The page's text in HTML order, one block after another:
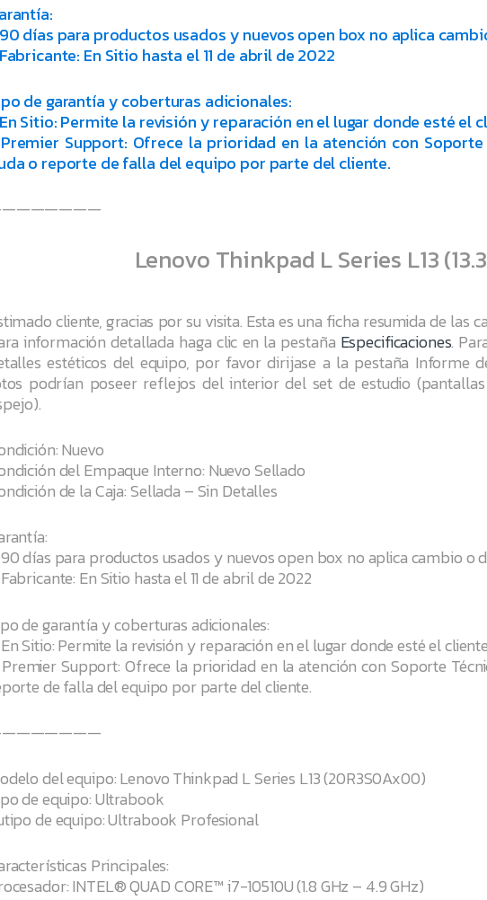
días para productos usados y nuevos open box no aplica
En Sitio hasta el 11 de abril de 2022
de garantía y coberturas adicionales:
Sitio: Permite la revisión y reparación en el lugar donde esté el
Support: Ofrece la prioridad en la atención con
o reporte de falla del equipo por parte del cliente.
Lenovo Thinkpad L Series L13
cliente, gracias por su visita. Esta es una ficha resumida de las
información detallada haga clic en la pestaña Especificaciones.
estéticos del equipo, por favor dirijase a la pestaña Informe
podrían poseer reflejos del interior del set de estudio
Nuevo
del Empaque Interno: Nuevo Sellado
de la Caja: Sellada – Sin Detalles
días para productos usados y nuevos open box no aplica cambio o
En Sitio hasta el 11 de abril de 2022
de garantía y coberturas adicionales:
Sitio: Permite la revisión y reparación en el lugar donde esté el
Support: Ofrece la prioridad en la atención con Soporte
de falla del equipo por parte del cliente.
del equipo: Lenovo Thinkpad L Series L13 (20R3S0Ax00)
de equipo: Ultrabook
de equipo: Ultrabook Profesional
Principales:
INTEL® QUAD CORE™ i7-10510U (1.8 GHz – 4.9 GHz)